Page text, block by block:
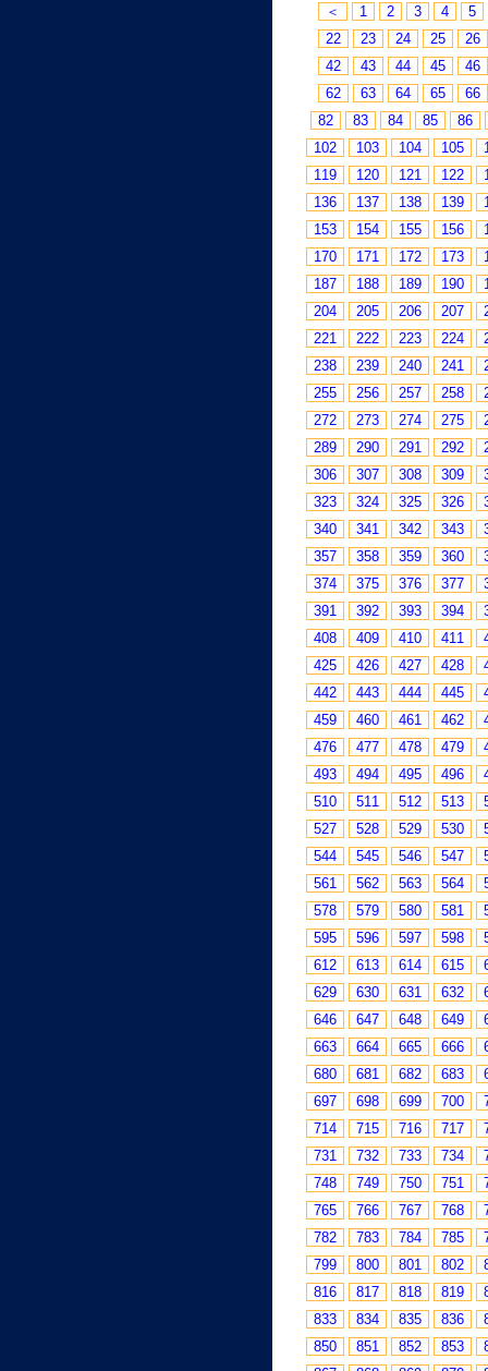
＜ 1 2 3 4
5
22
23 24 25
26
42
43 44 45
46
62
63 64 65
66
82
83 84 85
86
102
103 104 105
119
120 121 122
136
137 138 139
153
154 155 156
170
171 172 173
187
188 189 190
204
205 206 207
221
222 223 224
238
239 240 241
255
256 257 258
272
273 274 275
289
290 291 292
306
307 308 309
323
324 325 326
340
341 342 343
357
358 359 360
374
375 376 377
391
392 393 394
408
409 410 411
425
426 427 428
442
443 444 445
459
460 461 462
476
477 478 479
493
494 495 496
510
511 512 513
527
528 529 530
544
545 546 547
561
562 563 564
578
579 580 581
595
596 597 598
612
613 614 615
629
630 631 632
646
647 648 649
663
664 665 666
680
681 682 683
697
698 699 700
714
715 716 717
731
732 733 734
748
749 750 751
765
766 767 768
782
783 784 785
799
800 801 802
816
817 818 819
833
834 835 836
850
851 852 853